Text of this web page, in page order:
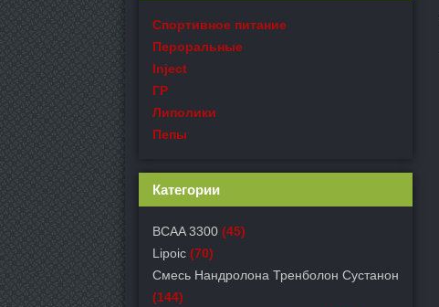
Спортивное питание
Пероральные
Inject
ГР
Липолики
Пепы
Категории
BCAA 3300 (45)
Lipoic (70)
Смесь Нандролона Тренболон Сустанон
(144)